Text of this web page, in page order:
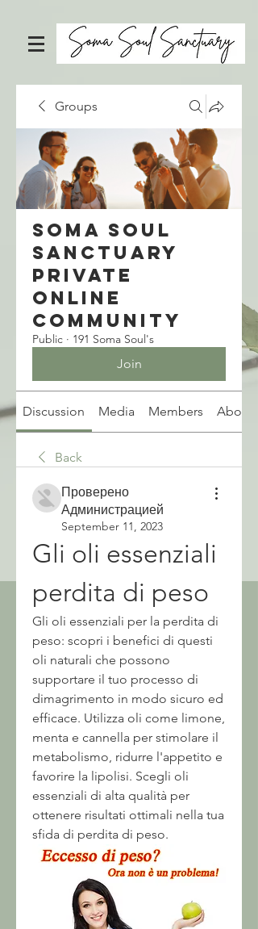
Groups
Soma Soul
Sanctuary
Private
Online
Community
Public · 191 Soma Soul's
Join
Discussion Media Members About
Back
Проверено
Администрацией
September 11, 2023
Gli oli essenziali
perdita di peso
Gli oli essenziali per la perdita di
peso: scopri i benefici di questi
oli naturali che possono
supportare il tuo processo di
dimagrimento in modo sicuro ed
efficace. Utilizza oli come limone,
menta e cannella per stimolare il
metabolismo, ridurre l'appetito e
favorire la lipolisi. Scegli oli
essenziali di alta qualità per
ottenere risultati ottimali nella tua
sfida di perdita di peso.